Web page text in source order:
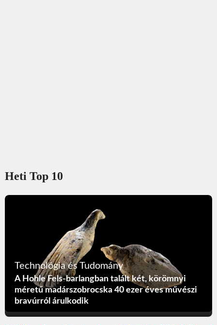
Heti Top 10
Technológia és Tudomány
A Hohle Fels-barlangban talált két, körömnyi
méretű madárszobrocska 40 ezer éves művészi
bravúrról árulkodik